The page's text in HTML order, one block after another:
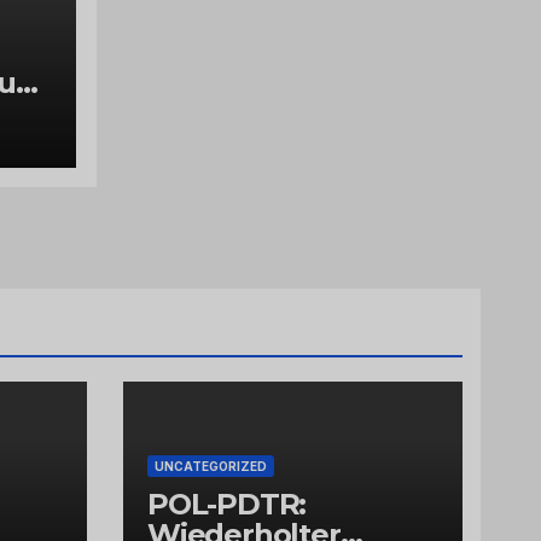
UNCATEGORIZED
POL-PDTR: